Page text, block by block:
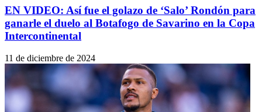
EN VIDEO: Así fue el golazo de ‘Salo’ Rondón para
ganarle el duelo al Botafogo de Savarino en la Copa
Intercontinental
11 de diciembre de 2024